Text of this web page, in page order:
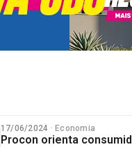
17/06/2024 · Economia
Procon orienta